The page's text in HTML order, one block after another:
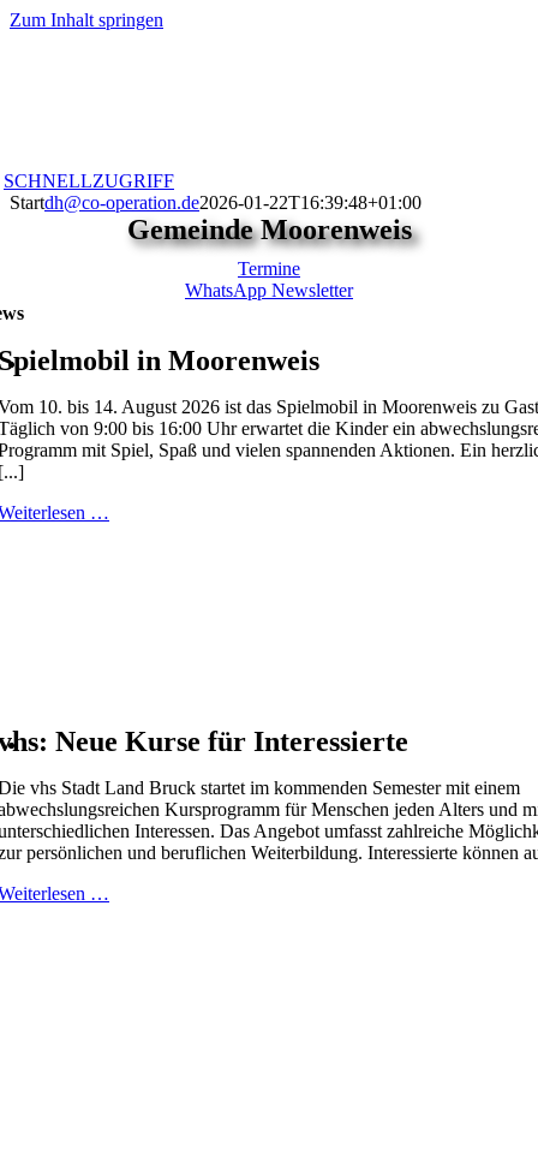
Zum Inhalt springen
SCHNELLZUGRIFF
Startdh@co-operation.de2026-01-22T16:39:48+01:00
Gemeinde Moorenweis
Termine
WhatsApp Newsletter
in Moorenweis
10. bis 14. August 2026 ist das Spielmobil in Moorenweis zu
von 9:00 bis 16:00 Uhr erwartet die Kinder ein
mit Spiel, Spaß und vielen spannenden Aktionen. Ein
…
Neue Kurse für Interessierte
vhs Stadt Land Bruck startet im kommenden Semester mit einem
Kursprogramm für Menschen jeden Alters und
Interessen. Das Angebot umfasst zahlreiche
persönlichen und beruflichen Weiterbildung. Interessierte können
…